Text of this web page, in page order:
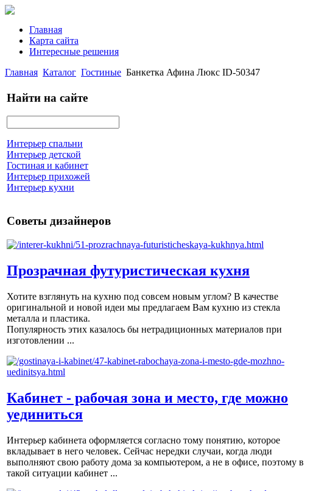
Главная
Карта сайта
Интересные решения
Главная Каталог Гостиные Банкетка Афина Люкс ID-50347
Найти на сайте
Интерьер спальни
Интерьер детской
Гостиная и кабинет
Интерьер прихожей
Интерьер кухни
Советы дизайнеров
Прозрачная футуристическая кухня
Хотите взглянуть на кухню под совсем новым углом? В качестве
оригинальной и новой идеи мы предлагаем Вам кухню из стекла
металла и пластика.
Популярность этих казалось бы нетрадиционных материалов при
изготовлении ...
Кабинет - рабочая зона и место, где можно
уединиться
Интерьер кабинета оформляется согласно тому понятию, которое
вкладывает в него человек. Сейчас нередки случаи, когда люди
выполняют свою работу дома за компьютером, а не в офисе, поэтому в
такой ситуации кабинет ...